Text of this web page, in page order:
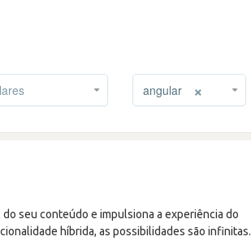
×
angular
seu conteúdo e impulsiona a experiência do
híbrida, as possibilidades são infinitas.